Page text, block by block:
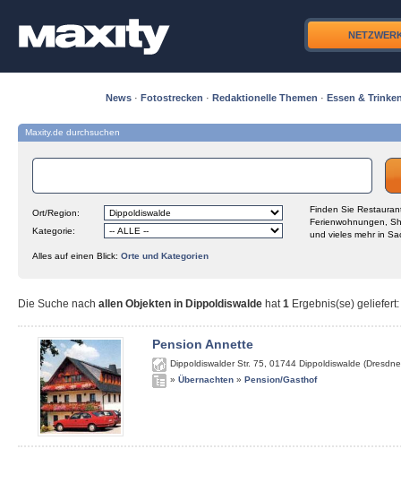
News · Fotostrecken · Redaktionelle Themen · Essen &
Maxity.de durchsuchen
Ort/Region:
Kategorie:
Finden Sie
Ferienwohnungen,
und vieles mehr in
Alles auf einen Blick: Orte und Kategorien
Die Suche nach allen Objekten in Dippoldiswalde hat1 Ergebnis(se) geliefert:
Pension Annette
Dippoldiswalder Str. 75 01744 Dippoldiswalde
» Übernachten » Pension/Gasthof